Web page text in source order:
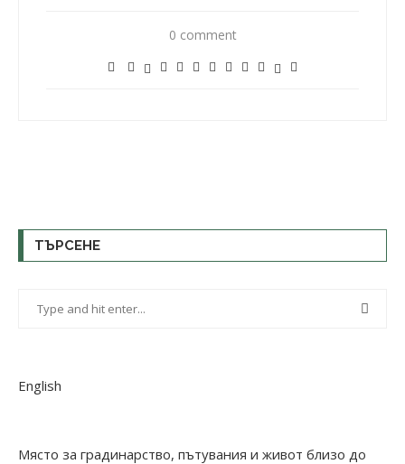
0 comment
ТЪРСЕНЕ
English
Място за градинарство, пътувания и живот близо до